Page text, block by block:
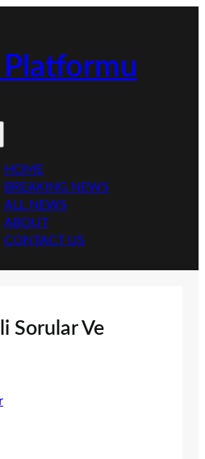
Platformu
HOME
BREAKING NEWS
ALL NEWS
ABOUT
CONTACT US
Sorular Ve